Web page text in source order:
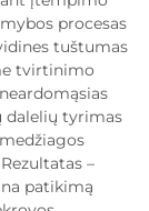
procesas
tuštumas
tvirtinimo
dalelių tyrimas
–
patikimą